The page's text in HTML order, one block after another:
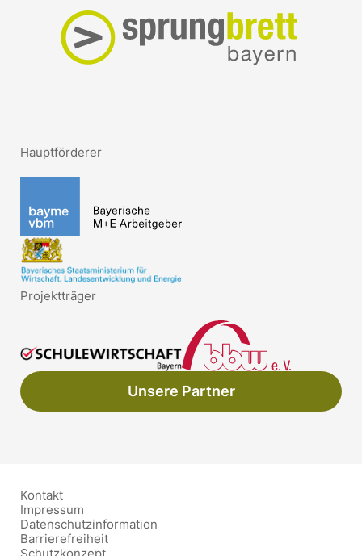
Hauptförderer
Projektträger
Unsere Partner
Kontakt
Impressum
Datenschutzinformation
Barrierefreiheit